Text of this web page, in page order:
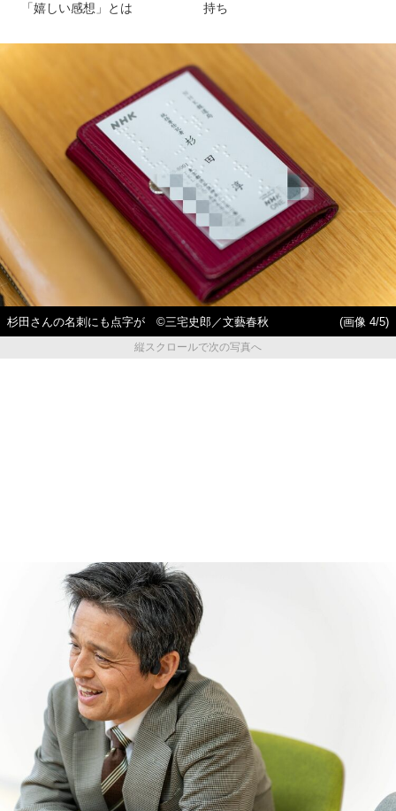
「嬉しい感想」とは
持ち
杉田さんの名刺にも点字が ©三宅史郎／文藝春秋
(画像 4/5)
縦スクロールで次の写真へ